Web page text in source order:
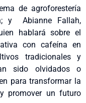
de agroforestería
y Abianne Fallah,
hablará sobre el
con cafeína en
tradicionales y
sido olvidados o
para transformar la
promover un futuro